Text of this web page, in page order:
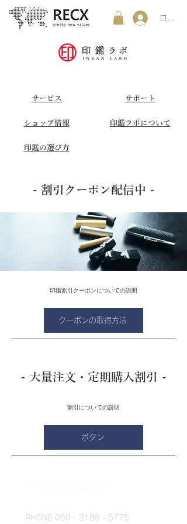
ログイン
​サービス
ショップ情報
印鑑の選び方
サポート
印鑑ラボについて
- 割引クーポン配信中 -
印鑑割引クーポンについての説明
クーポンの取得方法
- 大量注文・定期購入割引 -
割引についての説明
ボタン
PHONE 050 - 3188 - 5775